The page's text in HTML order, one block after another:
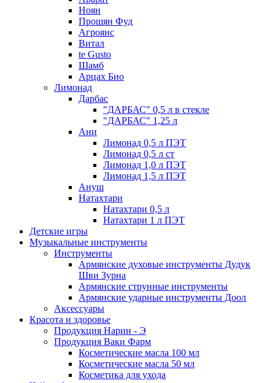
Ноян
Прошян Фуд
Агроянс
Витал
te Gusto
Шамб
Арцах Био
Лимонад
Дарбас
"ДАРБАС" 0,5 л в стекле
"ДАРБАС" 1,25 л
Ани
Лимонад 0,5 л ПЭТ
Лимонад 0,5 л ст
Лимонад 1,0 л ПЭТ
Лимонад 1,5 л ПЭТ
Ануш
Натахтари
Натахтари 0,5 л
Натахтари 1 л ПЭТ
Детские игры
Музыкальные инструменты
Инструменты
Армянские духовые инструменты Дудук
Шви Зурна
Армянские струнные инструменты
Армянские ударные инструменты Доол
Аксессуары
Красота и здоровье
Продукция Нарин - Э
Продукция Ваки Фарм
Косметические масла 100 мл
Косметические масла 50 мл
Косметика для ухода